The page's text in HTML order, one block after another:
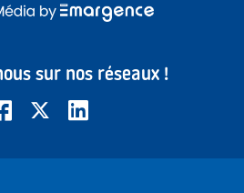
sur nos réseaux !